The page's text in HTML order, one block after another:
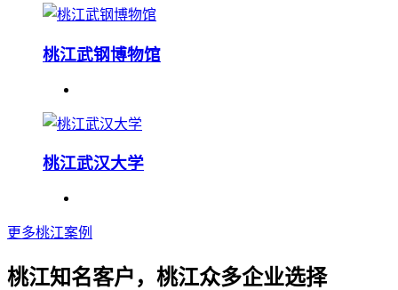
桃江武钢博物馆
桃江武汉大学
更多桃江案例
桃江知名客户，桃江众多企业选择